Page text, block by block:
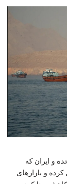
و ایران که
و بازارهای